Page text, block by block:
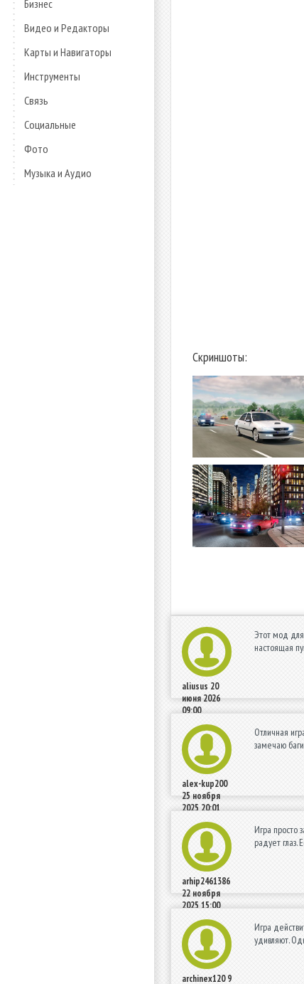
Бизнес
Видео и Редакторы
Карты и Навигаторы
Инструменты
Связь
Социальные
Фото
Музыка и Аудио
Скриншоты:
aliusus 20
июня 2026
09:00
Этот мод для
настоящая
alex-kup200
25 ноября
2025 20:01
Отличная
замечаю
arhip2461386
22 ноября
2025 15:00
Игра просто
радует глаз.
archinex120 9
Игра
удивляют.